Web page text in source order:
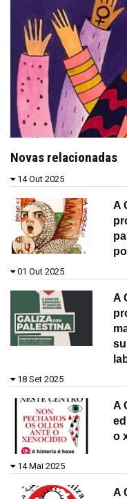
Novas relacionadas
14 Out 2025
A
01 Out 2025
A
18 Set 2025
A
o
14 Mai 2025
A